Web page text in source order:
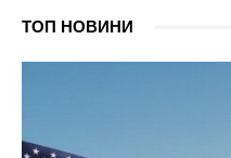
ТОП НОВИНИ